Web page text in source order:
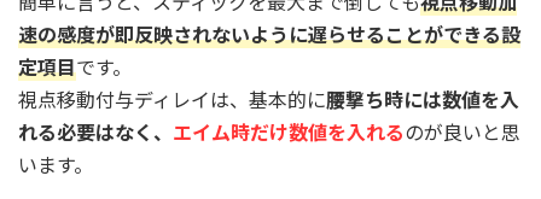
速の感度が即反映されないように遅らせることができる設
定項目です。
視点移動付与ディレイは、基本的に腰撃ち時には数値を入
れる必要はなく、 エイム時だけ数値を入れるのが良いと思
います。